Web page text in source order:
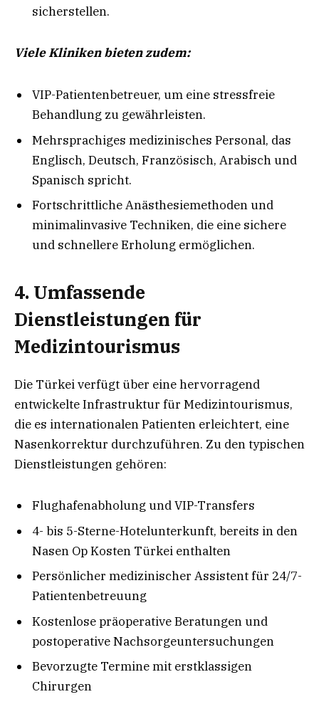
sicherstellen.
Viele Kliniken bieten zudem:
VIP-Patientenbetreuer, um eine stressfreie
Behandlung zu gewährleisten.
Mehrsprachiges medizinisches Personal, das
Englisch, Deutsch, Französisch, Arabisch und
Spanisch spricht.
Fortschrittliche Anästhesiemethoden und
minimalinvasive Techniken, die eine sichere
und schnellere Erholung ermöglichen.
4. Umfassende
Dienstleistungen für
Medizintourismus
Die Türkei verfügt über eine hervorragend
entwickelte Infrastruktur für Medizintourismus,
die es internationalen Patienten erleichtert, eine
Nasenkorrektur durchzuführen. Zu den typischen
Dienstleistungen gehören:
Flughafenabholung und VIP-Transfers
4- bis 5-Sterne-Hotelunterkunft, bereits in den
Nasen Op Kosten Türkei enthalten
Persönlicher medizinischer Assistent für 24/7-
Patientenbetreuung
Kostenlose präoperative Beratungen und
postoperative Nachsorgeuntersuchungen
Bevorzugte Termine mit erstklassigen
Chirurgen